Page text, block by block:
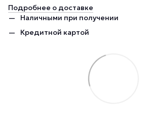
Подробнее о доставке
Наличными при получении
Кредитной картой